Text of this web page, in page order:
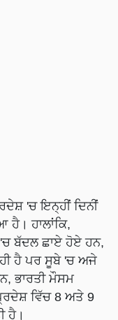
'ਚ ਇਨ੍ਹੀਂ ਦਿਨੀਂ
ਹੈ। ਹਾਲਾਂਕਿ,
ਬੱਦਲ ਛਾਏ ਹੋਏ ਹਨ,
ਹੈ ਪਰ ਸੂਬੇ 'ਚ ਅਜੇ
ਭਾਰਤੀ ਮੌਸਮ
ਵਿੱਚ 8 ਅਤੇ 9
ਹੈ।